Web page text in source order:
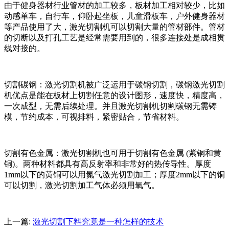
由于健身器材行业管材的加工较多，板材加工相对较少，比如
动感单车，自行车，仰卧起坐板，儿童滑板车，户外健身器材
等产品使用了大，激光切割机可以切割大量的管材部件。管材
的切断以及打孔工艺是经常需要用到的，很多连接处是成相贯
线对接的。
切割碳钢：激光切割机被广泛运用于碳钢切割，碳钢激光切割
机优点是能在板材上切割任意的设计图形，速度快，精度高，
一次成型，无需后续处理。并且激光切割机切割碳钢无需铸
模，节约成本，可视排料，紧密贴合，节省材料。
切割有色金属：激光切割机也可用于切割有色金属 (紫铜和黄
铜)。两种材料都具有高反射率和非常好的热传导性。厚度
1mm以下的黄铜可以用氮气激光切割加工；厚度2mm以下的铜
可以切割，激光切割加工气体必须用氧气。
上一篇: 激光切割下料究竟是一种怎样的技术